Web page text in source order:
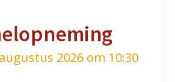
2026 om 10:30